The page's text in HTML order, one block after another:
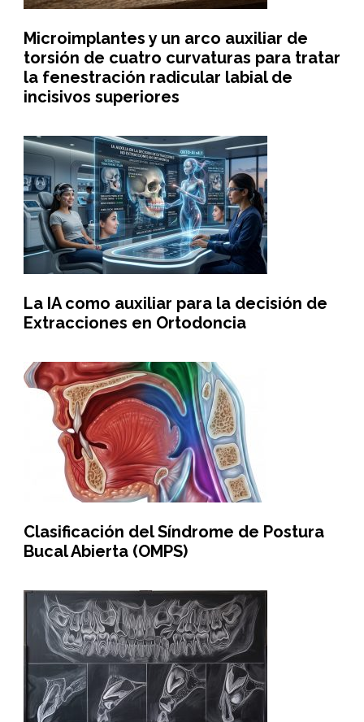
Microimplantes y un arco auxiliar de
torsión de cuatro curvaturas para tratar
la fenestración radicular labial de
incisivos superiores
La IA como auxiliar para la decisión de
Extracciones en Ortodoncia
Clasificación del Síndrome de Postura
Bucal Abierta (OMPS)